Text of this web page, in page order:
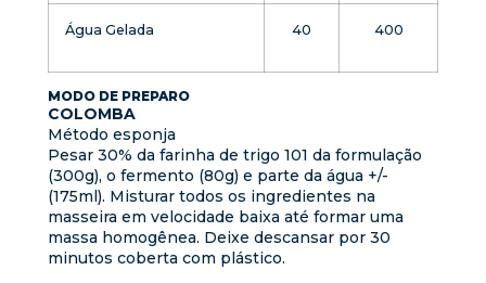
Água Gelada 40 400
MODO DE PREPARO
COLOMBA
Método esponja
Pesar 30% da farinha de trigo 101 da formulação
(300g), o fermento (80g) e parte da água +/-
(175ml). Misturar todos os ingredientes na
masseira em velocidade baixa até formar uma
massa homogênea. Deixe descansar por 30
minutos coberta com plástico.